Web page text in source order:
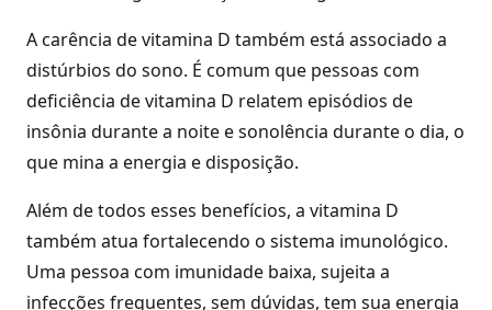
A carência de vitamina D também está associado a
distúrbios do sono. É comum que pessoas com
deficiência de vitamina D relatem episódios de
insônia durante a noite e sonolência durante o dia, o
que mina a energia e disposição.
Além de todos esses benefícios, a vitamina D
também atua fortalecendo o sistema imunológico.
Uma pessoa com imunidade baixa, sujeita a
infecções frequentes, sem dúvidas, tem sua energia